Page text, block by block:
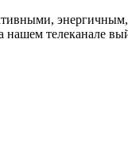
нашем телеканале